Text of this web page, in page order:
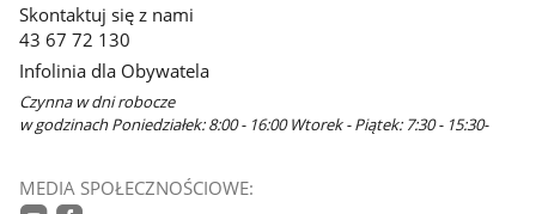
Skontaktuj się z nami
43 67 72 130
Infolinia dla Obywatela
Czynna w dni robocze
w godzinach Poniedziałek: 8:00 - 16:00 Wtorek - Piątek: 7:30 - 15:30-
MEDIA SPOŁECZNOŚCIOWE: